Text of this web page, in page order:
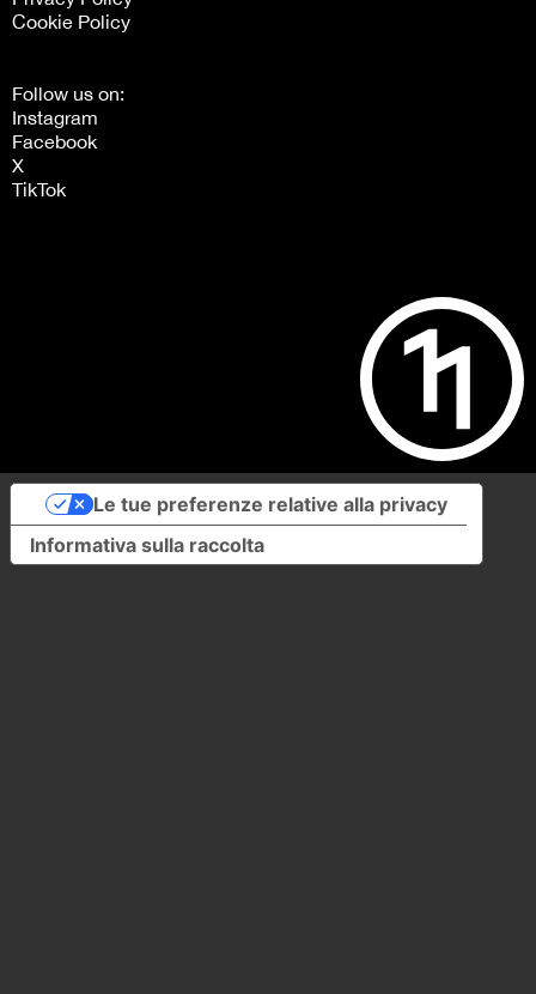
Cookie Policy
Follow us on:
Instagram
Facebook
X
TikTok
Informativa sulla raccolta
Le tue preferenze relative alla privacy